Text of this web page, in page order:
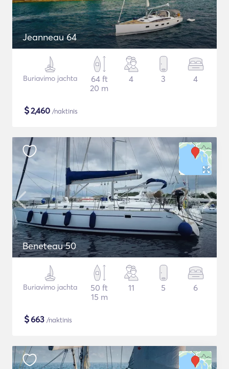
Jeanneau 64
Buriavimo jachta
64 ft
20 m
4 3 4
$2,460 /naktinis
Beneteau 50
Buriavimo jachta
50 ft
15 m
11 5 6
$663 /naktinis